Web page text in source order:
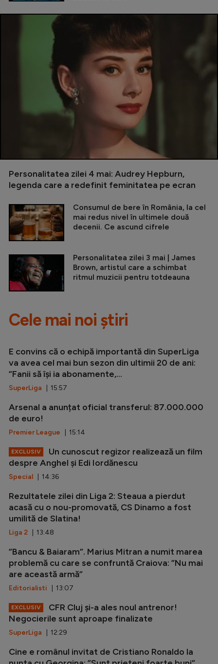
Personalitatea zilei 4 mai: Audrey Hepburn,
legenda care a redefinit feminitatea pe ecran
Consumul de bere în România, la cel
mai redus nivel în ultimele două
decenii. Ce ascund cifrele
Personalitatea zilei 3 mai | James
Brown, artistul care a schimbat
ritmul muzicii pentru totdeauna
Cele mai noi știri
E convins că o echipă importantă din SuperLiga
va avea cel mai bun sezon din ultimii 20 de ani:
”Fanii să își ia abonamente,...
SuperLiga | 15:57
Arsenal a anunțat oficial transferul: 87.000.000
de euro!
Premier League | 15:14
EXCLUSIV
Un cunoscut regizor realizează un film
despre Anghel și Edi Iordănescu
Special | 14:36
Rezultatele zilei din Liga 2: Steaua a pierdut
acasă cu o nou-promovată, CS Dinamo a fost
umilită de Slatina!
Liga 2 | 13:48
”Bancu & Baiaram”. Marius Mitran a numit marea
problemă cu care se confruntă Craiova: ”Nu mai
are această armă”
Editorialisti | 13:07
EXCLUSIV
CFR Cluj și-a ales noul antrenor!
Negocierile sunt aproape finalizate
SuperLiga | 12:29
Cine e românul invitat de Cristiano Ronaldo la